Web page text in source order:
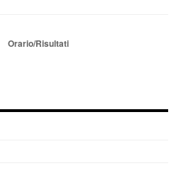
Orario/Risultati